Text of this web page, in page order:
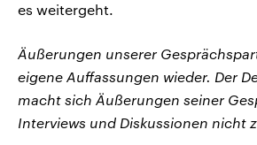
es weitergeht.
Äußerungen unserer
eigene Auffassungen wieder. Der
macht sich Äußerungen seiner
Interviews und Diskussionen nicht